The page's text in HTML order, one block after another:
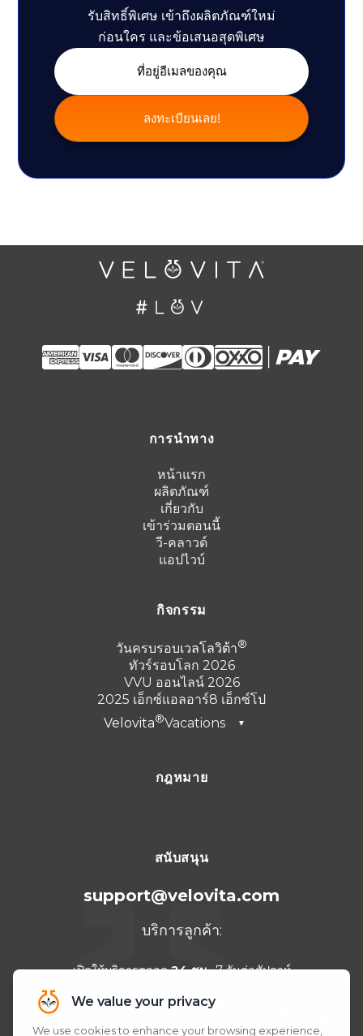
รับสิทธิ์พิเศษ เข้าถึงผลิตภัณฑ์ใหม่
ก่อนใคร และข้อเสนอสุดพิเศษ
การนำทาง
หน้าแรก
ผลิตภัณฑ์
เกี่ยวกับ
เข้าร่วมตอนนี้
วี-คลาวด์
แอปไวบ์
กิจกรรม
วันครบรอบเวลโลวิต้า
ทัวร์รอบโลก 2026
VVU ออนไลน์ 2026
2025 เอ็กซ์แอลอาร์8 เอ็กซ์โป
Velovita
Vacations ▼
ตุรกี 2025
กฎหมาย
สนับสนุน
support@velovita.com
บริการลูกค้า:
เปิดให้บริการตลอด24 ชม. 7 วันต่อสัปดาห์
ต้องการความช่วยเหลือใช่ไหม? เราอยู่บน
WhatsApp!